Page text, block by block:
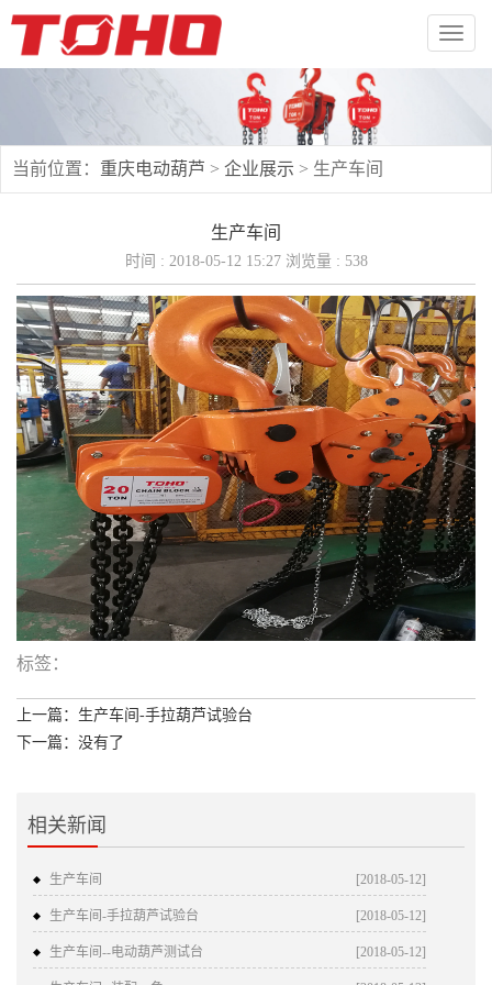
切
换
导
当前位置： 重庆电动葫芦 > 企业展示 > 生产车间
生产车间
时间 : 2018-05-12 15:27 浏览量 : 538
标签：
上一篇：生产车间-手拉葫芦试验台
下一篇：没有了
相关新闻
生产车间 [2018-05-12]
生产车间-手拉葫芦试验台 [2018-05-12]
生产车间--电动葫芦测试台 [2018-05-12]